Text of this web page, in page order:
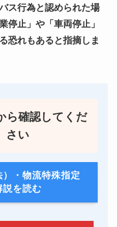
ス行為と認められた場
停止」や「車両停止」
恐れもあると指摘しま
ら確認してくだ
さい
・物流特殊指定
説を読む